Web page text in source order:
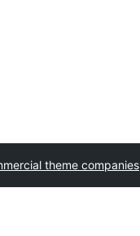
theme companies